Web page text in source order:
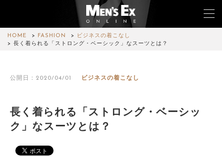
HOME FASHION
ビジネスの着こなし
長く着られる「ストロング・ベーシック」なスーツとは？
公開日：2020/04/01 ビジネスの着こなし
長く着られる「ストロング・ベーシッ
ク」なスーツとは？
WATCH
CAR&BIKE
LIFESTYLE